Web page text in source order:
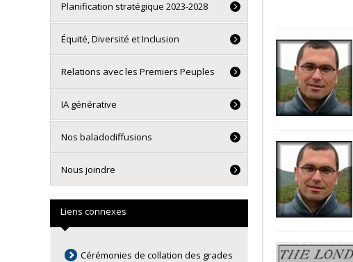
Planification stratégique 2023-2028
Équité, Diversité et Inclusion
Relations avec les Premiers Peuples
IA générative
Nos baladodiffusions
Nous joindre
Liens connexes
Cérémonies de collation des grades